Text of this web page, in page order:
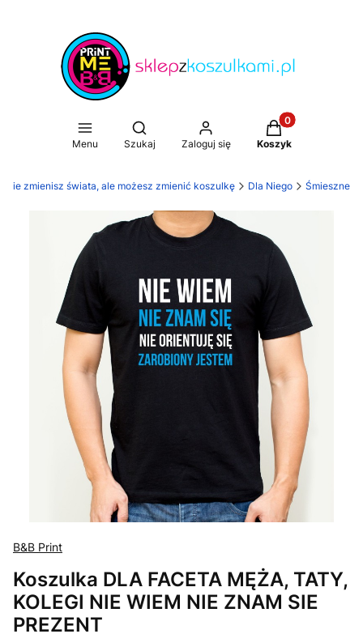
Menu
Otwórz wyszukiwarkę
Szukaj Zaloguj się
Produkty w
Koszyk
Nie zmienisz świata, ale możesz zmienić koszulkę Dla Niego Śmieszne
B&B Print
Koszulka DLA FACETA MĘŻA, TATY,
KOLEGI NIE WIEM NIE ZNAM SIE
PREZENT